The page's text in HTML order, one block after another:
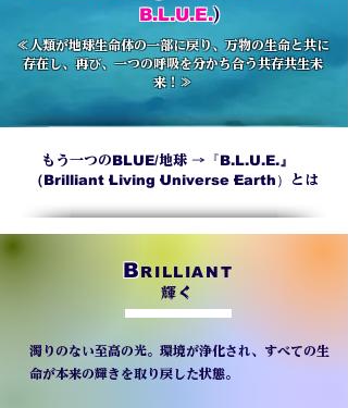
B.L.U.E.)
≪人類が地球生命体の一部に戻り、万物の生命と共に
存在し、再び、一つの呼吸を分かち合う共存共生未
来！≫
もう一つのBLUE/地球 → 『B.L.U.E.』
（Brilliant·Living·Universe·Earth） とは
BRILLIANT
輝く
濁りのない至高の光。環境が浄化され、すべての生
命が本来の輝きを取り戻した状態。